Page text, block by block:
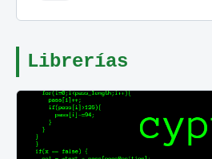
Librerías